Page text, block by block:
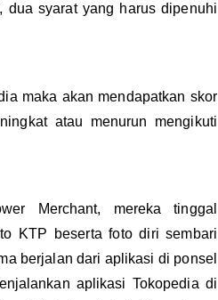
dua syarat yang harus dipenuhi
maka akan mendapatkan skor
atau menurun mengikuti
Merchant, mereka tinggal
KTP beserta foto diri sembari
berjalan dari aplikasi di ponsel
aplikasi Tokopedia di